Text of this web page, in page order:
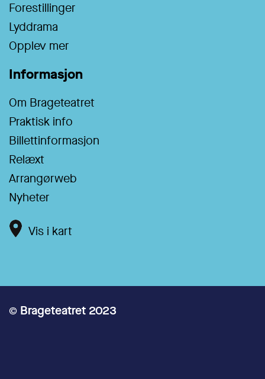
Forestillinger
Lyddrama
Opplev mer
Informasjon
Om Brageteatret
Praktisk info
Billettinformasjon
Relæxt
Arrangørweb
Nyheter
Vis i kart
© Brageteatret 2023